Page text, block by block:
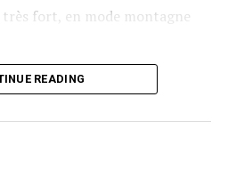
très fort, en mode montagne
les deux finalistes ne se décident pas !
READING